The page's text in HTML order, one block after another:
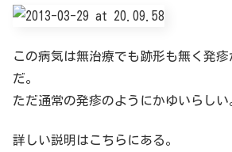
この病気は無治療でも跡形も無く発
だ。
ただ通常の発疹のようにかゆいらしい
詳しい説明はこちらにある。